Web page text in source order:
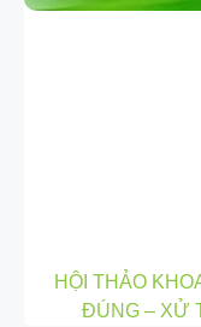
HỘI THẢO
ĐÚNG – XỬ